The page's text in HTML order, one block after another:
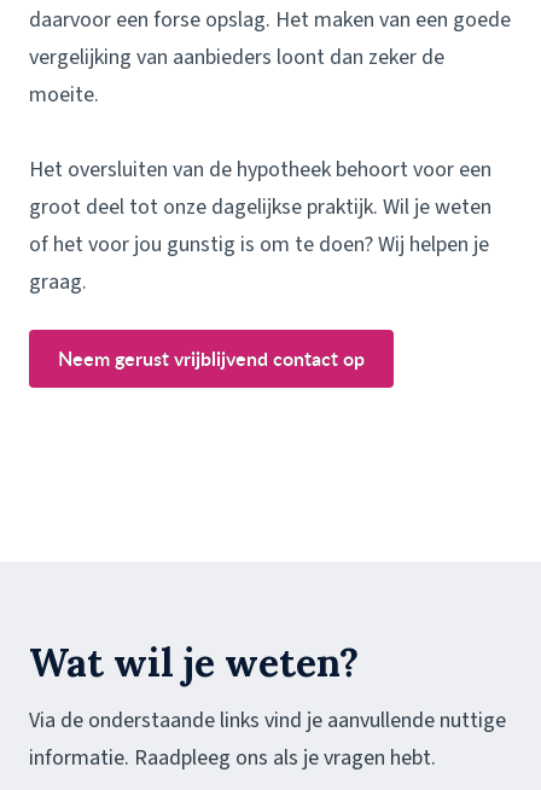
daarvoor een forse opslag. Het maken van een goede
vergelijking van aanbieders loont dan zeker de
moeite.
Het oversluiten van de hypotheek behoort voor een
groot deel tot onze dagelijkse praktijk. Wil je weten
of het voor jou gunstig is om te doen? Wij helpen je
graag.
Neem gerust vrijblijvend contact op
Wat wil je weten?
Via de onderstaande links vind je aanvullende nuttige
informatie. Raadpleeg ons als je vragen hebt.